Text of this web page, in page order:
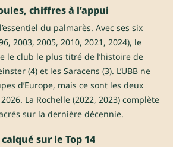
chiffres à l’appui
du palmarès. Avec ses six
2003, 2005, 2010, 2021, 2024), le
le club le plus titré de l’histoire de
(4) et les Saracens (3). L’UBB ne
d’Europe, mais ce sont les deux
La Rochelle (2022, 2023) complète
sur la dernière décennie.
sur le Top 14